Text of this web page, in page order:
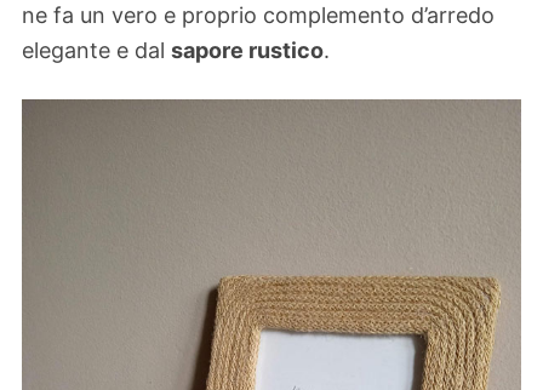
ne fa un vero e proprio complemento d’arredo
elegante e dal sapore rustico.